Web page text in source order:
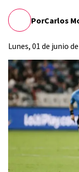
PorCarlos
Lunes, 01 de junio